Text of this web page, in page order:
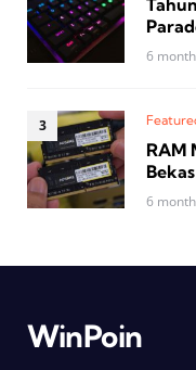
6
RAM
Bekas
6
WinPoin